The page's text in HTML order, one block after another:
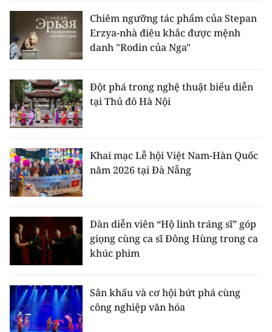
Chiêm ngưỡng tác phẩm của Stepan
Erzya-nhà điêu khắc được mệnh
danh "Rodin của Nga"
Đột phá trong nghệ thuật biểu diễn
tại Thủ đô Hà Nội
Khai mạc Lễ hội Việt Nam-Hàn Quốc
năm 2026 tại Đà Nẵng
Dàn diễn viên “Hộ linh tráng sĩ” góp
giọng cùng ca sĩ Đông Hùng trong ca
khúc phim
Sân khấu và cơ hội bứt phá cùng
công nghiệp văn hóa